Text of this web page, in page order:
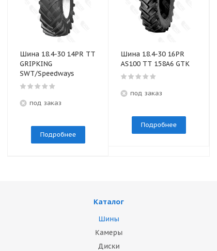
Шина 18.4-30 14PR TТ
GRIPKING
SWT/Speedways
под заказ
Подробнее
Шина 18.4-30 16PR
AS100 TТ 158А6 GTK
под заказ
Подробнее
Каталог
Шины
Камеры
Диски